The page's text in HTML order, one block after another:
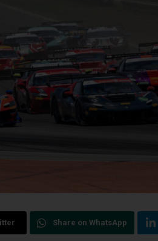
Share on WhatsApp